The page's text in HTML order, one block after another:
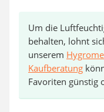
Um die
behalten, lohnt
unserem
Kaufberatung
Favoriten günstig